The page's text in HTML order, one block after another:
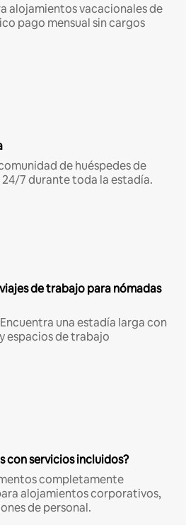
alojamientos vacacionales de
pago mensual sin cargos
de huéspedes de
7 durante toda la estadía.
de trabajo para nómadas
una estadía larga con
espacios de trabajo
con servicios incluidos?
completamente
alojamientos corporativos,
de personal.